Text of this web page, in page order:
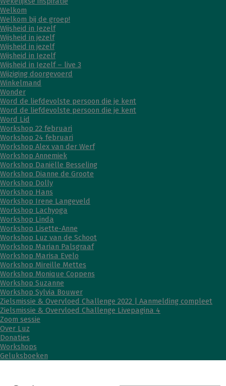
Welkom
Welkom bij de groep!
Wijsheid in Jezelf
Wijsheid in jezelf
Wijsheid in jezelf
Wijsheid in Jezelf
Wijsheid in Jezelf – live 3
Wijziging doorgevoerd
Winkelmand
Wonder
Word de liefdevolste persoon die je kent
Word de liefdevolste persoon die je kent
Word Lid
Workshop 22 februari
Workshop 24 februari
Workshop Alex van der Werf
Workshop Annemiek
Workshop Daniëlle Besseling
Workshop Dianne de Groote
Workshop Dolly
Workshop Hans
Workshop Irene Langeveld
Workshop Lachyoga
Workshop Linda
Workshop Lisette-Anne
Workshop Luz van de Schoot
Workshop Marian Palsgraaf
Workshop Marisa Evelo
Workshop Mireille Mettes
Workshop Monique Coppens
Workshop Suzanne
Workshop Sylvia Bouwer
Zielsmissie & Overvloed Challenge 2022 | Aanmelding compleet
Zielsmissie & Overvloed Challenge Livepagina 4
Zoom sessie
Over Luz
Donaties
Workshops
Geluksboeken